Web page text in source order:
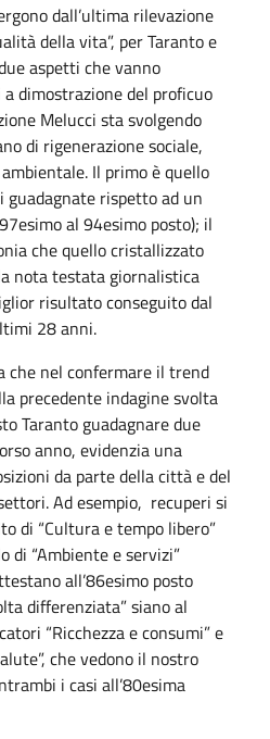
dall’ultima rilevazione
della vita”, per Taranto e
aspetti che vanno
dimostrazione del proficuo
Melucci sta svolgendo
di rigenerazione sociale,
Il primo è quello
rispetto ad un
al 94esimo posto); il
che quello cristallizzato
nota testata giornalistica
risultato conseguito dal
28 anni.
che nel confermare il trend
precedente indagine svolta
Taranto guadagnare due
anno, evidenzia una
da parte della città e del
Ad esempio, recuperi si
di “Cultura e tempo libero”
di “Ambiente e servizi”
all’86esimo posto
differenziata” siano al
“Ricchezza e consumi” e
che vedono il nostro
i casi all’80esima